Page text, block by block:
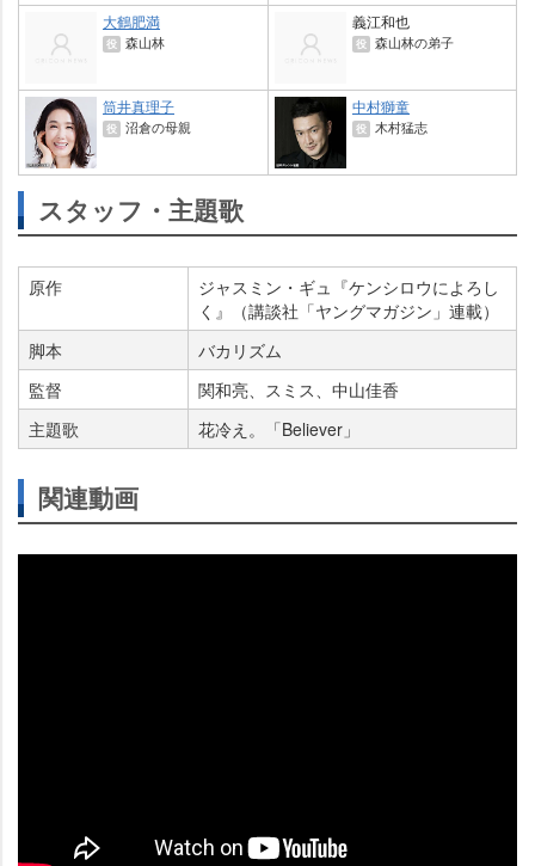
大鶴肥満
役 森山林
義江和也
役 森山林の弟子
筒井真理子
役 沼倉の母親
中村獅童
役 木村猛志
スタッフ・主題歌
原作
ジャスミン・ギュ『ケンシロウによろし
く』（講談社「ヤングマガジン」連載）
脚本
バカリズム
監督
関和亮、スミス、中山佳香
主題歌
花冷え。「Believer」
関連動画